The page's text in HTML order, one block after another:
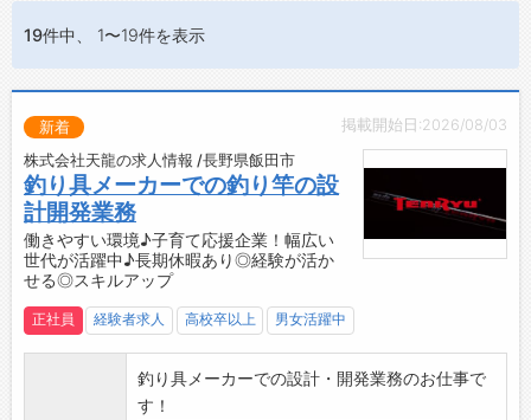
お問い合わせ
よくあるご質問
19件中、 1〜19件を表示
掲載開始日:2026/08/03
新着
株式会社天龍の求人情報 /長野県飯田市
釣り具メーカーでの釣り竿の設
計開発業務
働きやすい環境♪子育て応援企業！幅広い
世代が活躍中♪長期休暇あり◎経験が活か
せる◎スキルアップ
正社員 経験者求人 高校卒以上 男女活躍中
釣り具メーカーでの設計・開発業務のお仕事で
す！